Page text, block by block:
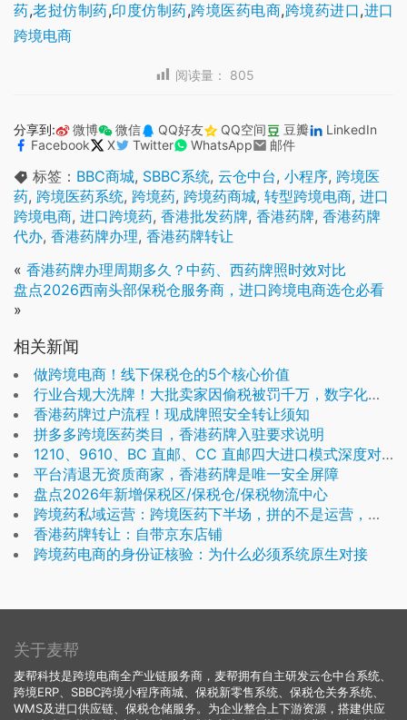
药,老挝仿制药,印度仿制药,跨境医药电商,跨境药进口,进口
跨境电商
阅读量： 805
分享到: 微博 微信 QQ好友 QQ空间 豆瓣
LinkedIn
Facebook
X Twitter WhatsApp 邮件
标签： BBC商城, SBBC系统, 云仓中台, 小程序, 跨境医
药, 跨境医药系统, 跨境药, 跨境药商城, 转型跨境电商, 进口
跨境电商, 进口跨境药, 香港批发药牌, 香港药牌, 香港药牌
代办, 香港药牌办理, 香港药牌转让
« 香港药牌办理周期多久？中药、西药牌照时效对比
盘点2026西南头部保税仓服务商，进口跨境电商选仓必看
»
相关新闻
做跨境电商！线下保税仓的5个核心价值
行业合规大洗牌！大批卖家因偷税被罚千万，数字化合规才是跨境长期发展的底气
香港药牌过户流程！现成牌照安全转让须知
拼多多跨境医药类目，香港药牌入驻要求说明
1210、9610、BC 直邮、CC 直邮四大进口模式深度对比
平台清退无资质商家，香港药牌是唯一安全屏障
盘点2026年新增保税区/保税仓/保税物流中心
跨境药私域运营：跨境医药下半场，拼的不是运营，是全链路实力
香港药牌转让：自带京东店铺
跨境药电商的身份证核验：为什么必须系统原生对接
关于麦帮
麦帮科技是跨境电商全产业链服务商，麦帮拥有自主研发云仓中台系统、
跨境ERP、SBBC跨境小程序商城、保税新零售系统、保税仓关务系统、
WMS及进口供应链、保税仓储服务。为企业整合上下游资源，搭建供应